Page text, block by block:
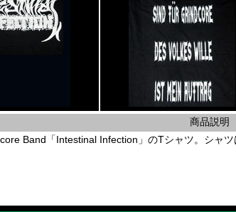
商品説明
Band「Intestinal Infection」のTシャツ。シャ